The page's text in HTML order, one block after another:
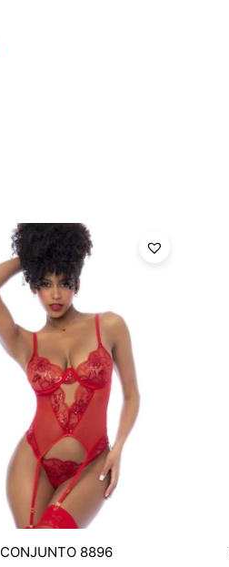
CONJUNTO 8896